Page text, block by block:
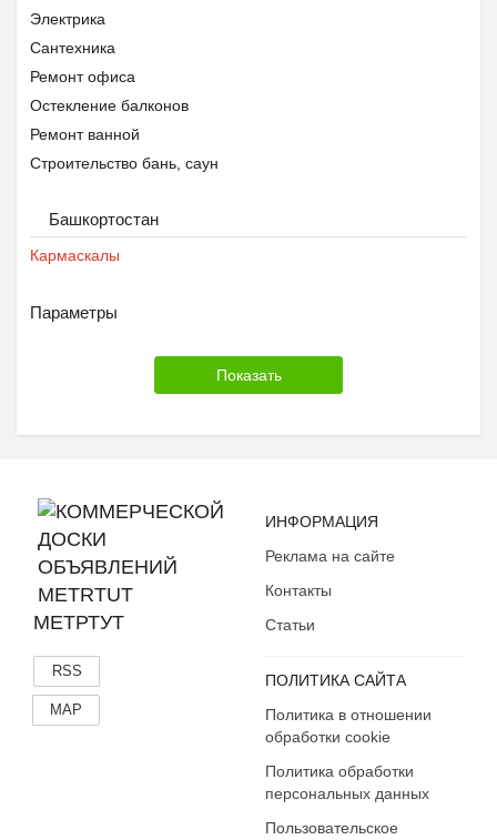
Электрика
Сантехника
Ремонт офиса
Остекление балконов
Ремонт ванной
Строительство бань, саун
Строительство домов, коттеджей
Ремонт квартиры
Башкортостан
Кармаскалы
Параметры
МЕТРТУТ
RSS
MAP
ИНФОРМАЦИЯ
Реклама на сайте
Контакты
Статьи
ПОЛИТИКА САЙТА
Политика в отношении
обработки cookie
Политика обработки
персональных данных
Пользовательское